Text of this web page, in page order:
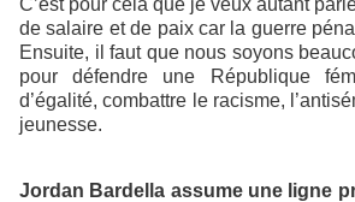
de salaire et de paix car la guerre
Ensuite, il faut que nous soyons
pour défendre une République
d’égalité, combattre le racisme,
jeunesse.
Jordan Bardella assume une ligne